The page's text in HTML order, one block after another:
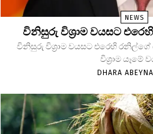
NEWS
විනිසුරු විශ්‍රාම වයසට
විනිසුරු විශ්‍රාම වයසට එරෙහි
විශ්‍රාම යෑමේ
DHARA